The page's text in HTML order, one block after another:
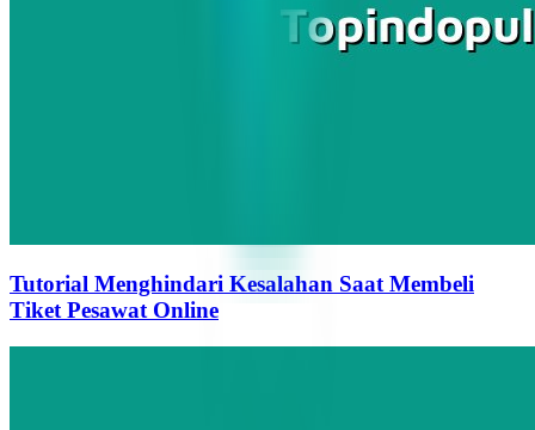
Tutorial Menghindari Kesalahan Saat Membeli
Tiket Pesawat Online